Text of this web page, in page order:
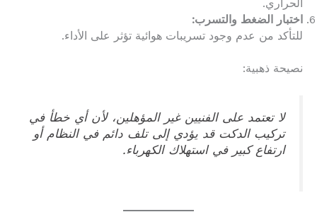
الحراري.
اختبار الضغط والتسرب:
للتأكد من عدم وجود تسريبات هوائية تؤثر على الأداء.
نصيحة ذهبية:
لا تعتمد على الفنيين غير المؤهلين، لأن أي خطأ في
تركيب الدكت قد يؤدي إلى تلف دائم في النظام أو
ارتفاع كبير في استهلاك الكهرباء.